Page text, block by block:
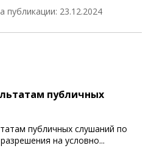
публикации: 23.12.2024
публичных
публичных слушаний по
на условно...